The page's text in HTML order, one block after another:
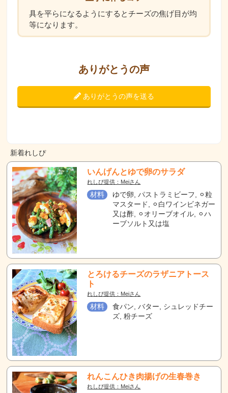
具を平らになるようにするとチーズの焦げ目が均
等になります。
ありがとうの声
ありがとうの声を送る
新着れしぴ
いんげんとゆで卵のサラダ
れしぴ提供：Meiさん
材料
ゆで卵, パストラミビーフ, ⚪︎粒
マスタード, ⚪︎白ワインビネガー
又は酢, ⚪︎オリーブオイル, ⚪︎ハ
ーブソルト又は塩
とろけるチーズのラザニアトース
ト
れしぴ提供：Meiさん
材料
食パン, バター, シュレッドチー
ズ, 粉チーズ
れんこんひき肉揚げの生春巻き
れしぴ提供：Meiさん